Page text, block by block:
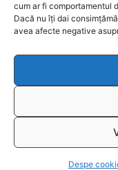
cum ar fi comportamentul
Dacă nu îți dai
avea afecte negative
Despe
A.N.P.C.
© 2026